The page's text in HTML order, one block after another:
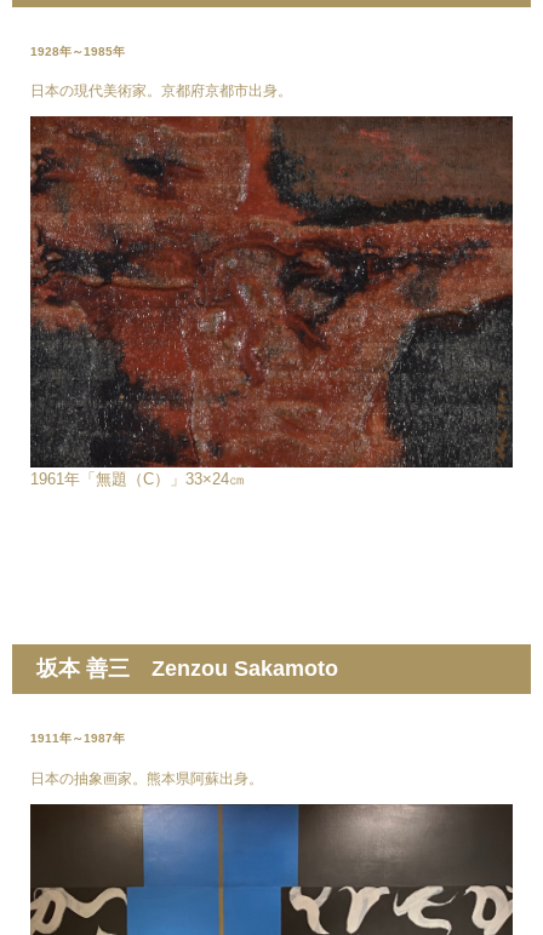
1928年～1985年
日本の現代美術家。京都府京都市出身。
1961年「無題（C）」33×24㎝
坂本 善三 Zenzou Sakamoto
1911年～1987年
日本の抽象画家。熊本県阿蘇出身。